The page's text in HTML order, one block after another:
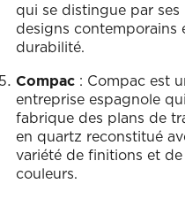
qui se distingue par ses
designs contemporains
durabilité.
Compac: Compac est
entreprise espagnole qui
fabrique des plans de
en quartz reconstitué
variété de finitions et de
couleurs.